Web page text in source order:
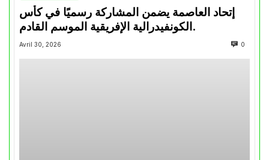
إتحاد العاصمة يضمن المشاركة رسميًا في كأس
الكونفيدرالية الإفريقية الموسم القادم.
Avril 30, 2026 0